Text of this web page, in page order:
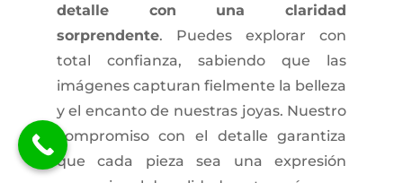
detalle con una claridad
sorprendente. Puedes explorar con
total confianza, sabiendo que las
imágenes capturan fielmente la belleza
y el encanto de nuestras joyas. Nuestro
compromiso con el detalle garantiza
que cada pieza sea una expresión